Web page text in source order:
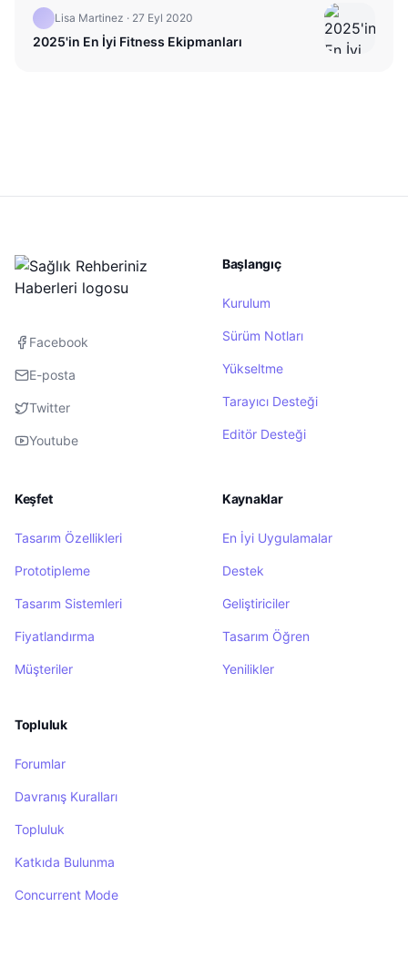
Lisa Martinez · 27 Eyl 2020
2025'in En İyi Fitness Ekipmanları
Facebook
E-posta
Twitter
Youtube
Başlangıç
Kurulum
Sürüm Notları
Yükseltme
Tarayıcı Desteği
Editör Desteği
Keşfet
Tasarım Özellikleri
Prototipleme
Tasarım Sistemleri
Fiyatlandırma
Müşteriler
Kaynaklar
En İyi Uygulamalar
Destek
Geliştiriciler
Tasarım Öğren
Yenilikler
Topluluk
Forumlar
Davranış Kuralları
Topluluk
Katkıda Bulunma
Concurrent Mode